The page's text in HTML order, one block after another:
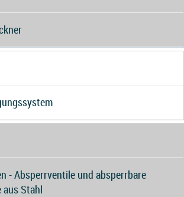
- Absperrventile und absperrbare
aus Stahl